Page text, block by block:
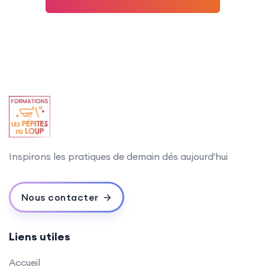
Inspirons les pratiques de demain dés aujourd'hui
Nous contacter
Liens utiles
Accueil